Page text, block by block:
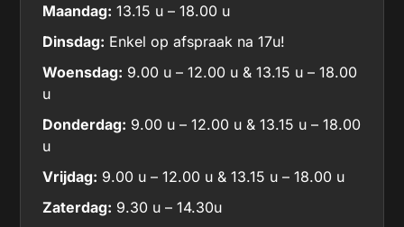
Maandag: 13.15 u – 18.00 u
Dinsdag: Enkel op afspraak na 17u!
Woensdag: 9.00 u – 12.00 u & 13.15 u – 18.00
u
Donderdag: 9.00 u – 12.00 u & 13.15 u – 18.00
u
Vrijdag: 9.00 u – 12.00 u & 13.15 u – 18.00 u
Zaterdag: 9.30 u – 14.30u